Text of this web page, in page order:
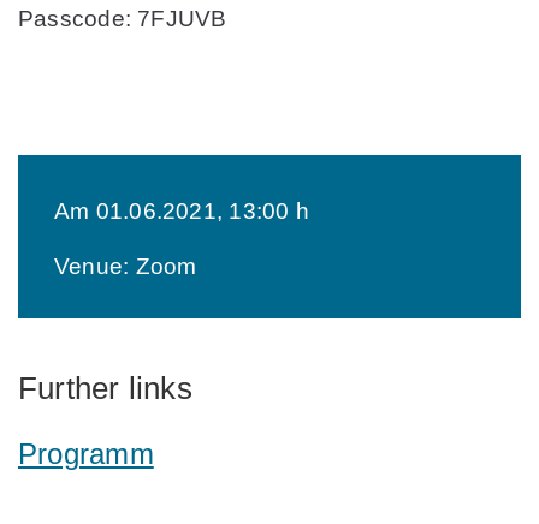
Passcode: 7FJUVB
Am 01.06.2021, 13:00 h
Venue: Zoom
Further links
Programm